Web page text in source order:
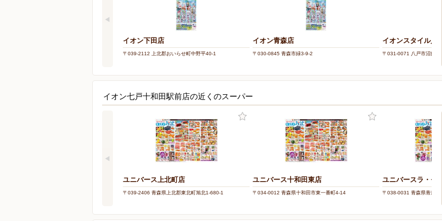
イオン下田店
〒039-2112 上北郡おいらせ町中野平40-1
イオン青森店
〒030-0845 青森市緑3-9-2
イオンスタイル八
〒031-0071 八戸市沼館４
イオン七戸十和田駅前店の近くのスーパー
ユニバース上北町店
〒039-2406 青森県上北郡東北町旭北1-680-1
ユニバース十和田東店
〒034-0012 青森県十和田市東一番町4-14
ユニバースラ・セ
〒038-0031 青森県青森市